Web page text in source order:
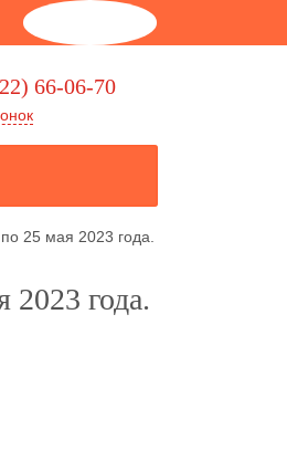
66-06-70
25 мая 2023 года.
2023 года.